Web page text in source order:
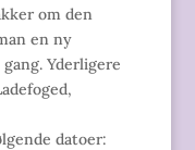
om den
en ny
Yderligere
datoer: